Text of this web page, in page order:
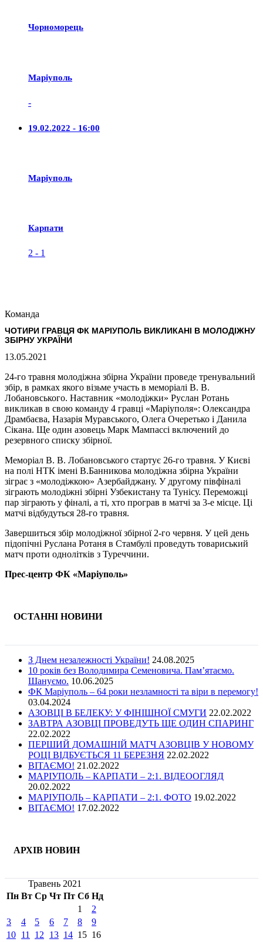
Чорноморець
Маріуполь
-
19.02.2022 - 16:00
Маріуполь
Карпати
2 - 1
Команда
ЧОТИРИ ГРАВЦЯ ФК МАРІУПОЛЬ ВИКЛИКАНІ В МОЛОДІЖНУ
ЗБІРНУ УКРАЇНИ
13.05.2021
24-го травня молодіжна збірна України проведе тренувальний
збір, в рамках якого візьме участь в меморіалі В. В.
Лобановського. Наставник «молодіжки» Руслан Ротань
викликав в свою команду 4 гравці «Маріуполя»: Олександра
Драмбаєва, Назарія Муравського, Олега Очеретько і Данила
Сікана. Ще один азовець Марк Мампассі включений до
резервного списку збірної.
Меморіал В. В. Лобановського стартує 26-го травня. У Києві
на полі НТК імені В.Банникова молодіжна збірна України
зіграє з «молодіжкою» Азербайджану. У другому півфіналі
зіграють молодіжні збірні Узбекистану та Тунісу. Переможці
пар зіграють у фіналі, а ті, хто програв в матчі за 3-е місце. Ці
матчі відбудуться 28-го травня.
Завершиться збір молодіжної збірної 2-го червня. У цей день
підопічні Руслана Ротаня в Стамбулі проведуть товариський
матч проти однолітків з Туреччини.
Прес-центр ФК «Маріуполь»
ОСТАННІ НОВИНИ
З Днем незалежності України! 24.08.2025
10 років без Володимира Семеновича. Пам’ятаємо.
Шануємо. 10.06.2025
ФК Маріуполь – 64 роки незламності та віри в перемогу!
03.04.2024
АЗОВЦІ В БЕЛЕКУ: У ФІНІШНОЇ СМУГИ 22.02.2022
ЗАВТРА АЗОВЦІ ПРОВЕДУТЬ ЩЕ ОДИН СПАРИНГ
22.02.2022
ПЕРШИЙ ДОМАШНІЙ МАТЧ АЗОВЦІВ У НОВОМУ
РОЦІ ВІДБУЄТЬСЯ 11 БЕРЕЗНЯ 22.02.2022
ВІТАЄМО! 21.02.2022
МАРІУПОЛЬ – КАРПАТИ – 2:1. ВІДЕООГЛЯД
20.02.2022
МАРІУПОЛЬ – КАРПАТИ – 2:1. ФОТО 19.02.2022
ВІТАЄМО! 17.02.2022
АРХІВ НОВИН
Травень 2021
Пн Вт Ср Чт Пт Сб Нд
1
2
3
4 5 6 7 8
9
10 11 12 13 14 15 16